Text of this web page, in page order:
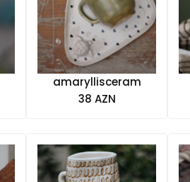
amaryllisceram
38 AZN